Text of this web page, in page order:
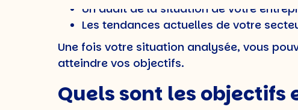
Un audit de la situation de votre
Les tendances actuelles de votre
Une fois votre situation analysée, vous
atteindre vos objectifs.
Quels sont les objectifs